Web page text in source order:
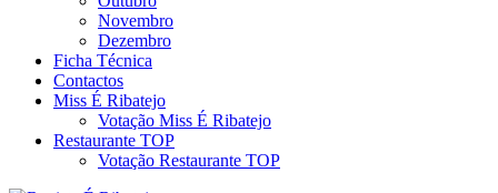
Novembro
Dezembro
Ficha Técnica
Contactos
Miss É Ribatejo
Votação Miss É Ribatejo
Restaurante TOP
Votação Restaurante TOP